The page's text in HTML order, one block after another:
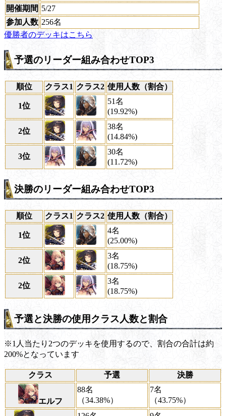
開催期間 5/27
参加人数 256名
優勝者のデッキはこちら
予選のリーダー組み合わせTOP3
順位 クラス1 クラス2 使用人数（割合）
1位
51名
(19.92%)
2位
38名
(14.84%)
3位
30名
(11.72%)
決勝のリーダー組み合わせTOP3
順位 クラス1 クラス2 使用人数（割合）
1位
4名
(25.00%)
2位
3名
(18.75%)
2位
3名
(18.75%)
予選と決勝の使用クラス人数と割合
※1人当たり2つのデッキを使用するので、割合の合計は約
200%となっています
クラス 予選 決勝
エルフ
88名
（34.38%）
7名
（43.75%）